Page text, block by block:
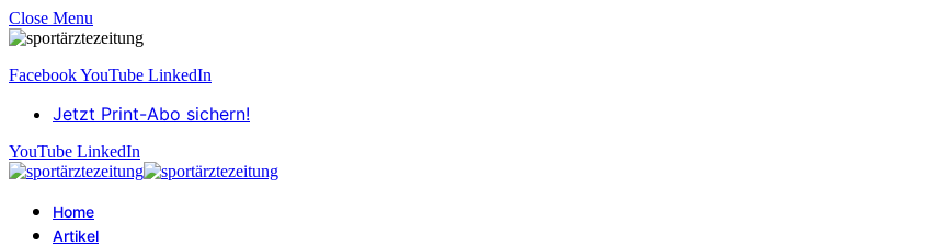
Close Menu
FacebookYouTube LinkedIn
Jetzt Print-Abo sichern!
YouTube LinkedIn
Home
Artikel